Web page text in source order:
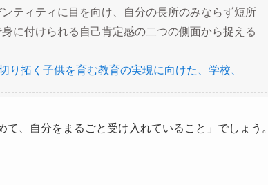
ティティに目を向け、自分の長所のみならず短所
に付けられる自己肯定感の二つの側面から捉える
拓く子供を育む教育の実現に向けた、学校、
、自分をまるごと受け入れていること」でしょう。